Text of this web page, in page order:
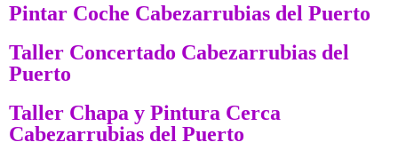
Pintar Coche Cabezarrubias del Puerto
Taller Concertado Cabezarrubias del
Puerto
Taller Chapa y Pintura Cerca
Cabezarrubias del Puerto